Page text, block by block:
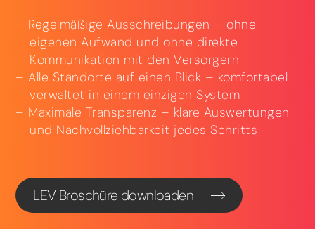
Regelmäßige Ausschreibungen – ohne
eigenen Aufwand und ohne direkte
Kommunikation mit den Versorgern
Alle Standorte auf einen Blick – komfortabel
verwaltet in einem einzigen System
Maximale Transparenz – klare Auswertungen
und Nachvollziehbarkeit jedes Schritts
LEV Broschüre downloaden